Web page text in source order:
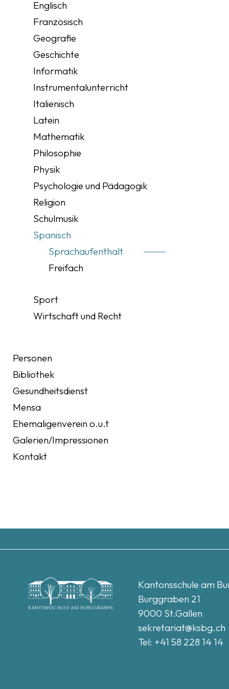
Englisch
Französisch
Geografie
Geschichte
Informatik
Instrumentalunterricht
Italienisch
Latein
Mathematik
Philosophie
Physik
Psychologie und Pädagogik
Religion
Schulmusik
Spanisch
Sprachaufenthalt
Freifach
Sport
Wirtschaft und Recht
Personen
Bibliothek
Gesundheitsdienst
Mensa
Ehemaligenverein o.u.t
Galerien/Impressionen
Kontakt
Kantonsschule am
Burggraben 21
9000 St.Gallen
sekretariat@ksbg.ch
Tel: +41 58 228 14 14